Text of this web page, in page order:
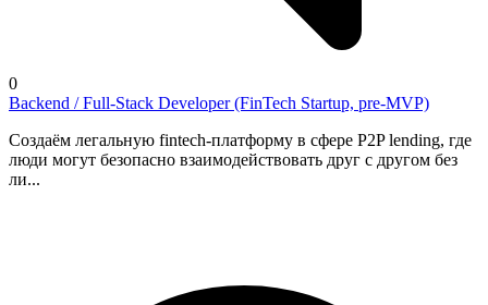
0
Backend / Full-Stack Developer (FinTech Startup, pre-MVP)
Создаём легальную fintech-платформу в сфере P2P lending, где
люди могут безопасно взаимодействовать друг с другом без
ли...